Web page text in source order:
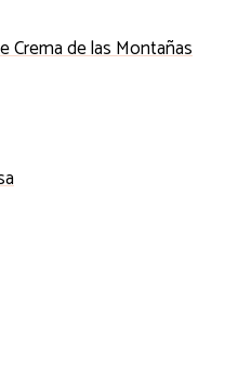
Crema de las Montañas